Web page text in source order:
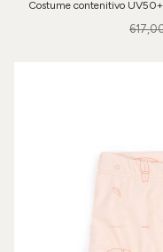
Costume contenitivo